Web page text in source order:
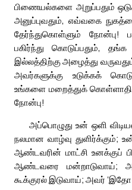
பிணையல்களை அறுப்பதும்
அனுப்புவதும், எவ்வகை
தேர்ந்துகொள்ளும் நோன்பு!
பகிர்ந்து கொடுப்பதும்,
இல்லத்திற்கு அழைத்து
அவர்களுக்கு உடுக்கக்
உங்களை மறைத்துக்
நோன்பு!
அப்பொழுது உன் ஒளி
நலமான வாழ்வு துளிர்க்கும்;
ஆண்டவரின் மாட்சி உனக்குப்
ஆண்டவரை மன்றாடுவாய்;
கூக்குரல் இடுவாய்; அவர்